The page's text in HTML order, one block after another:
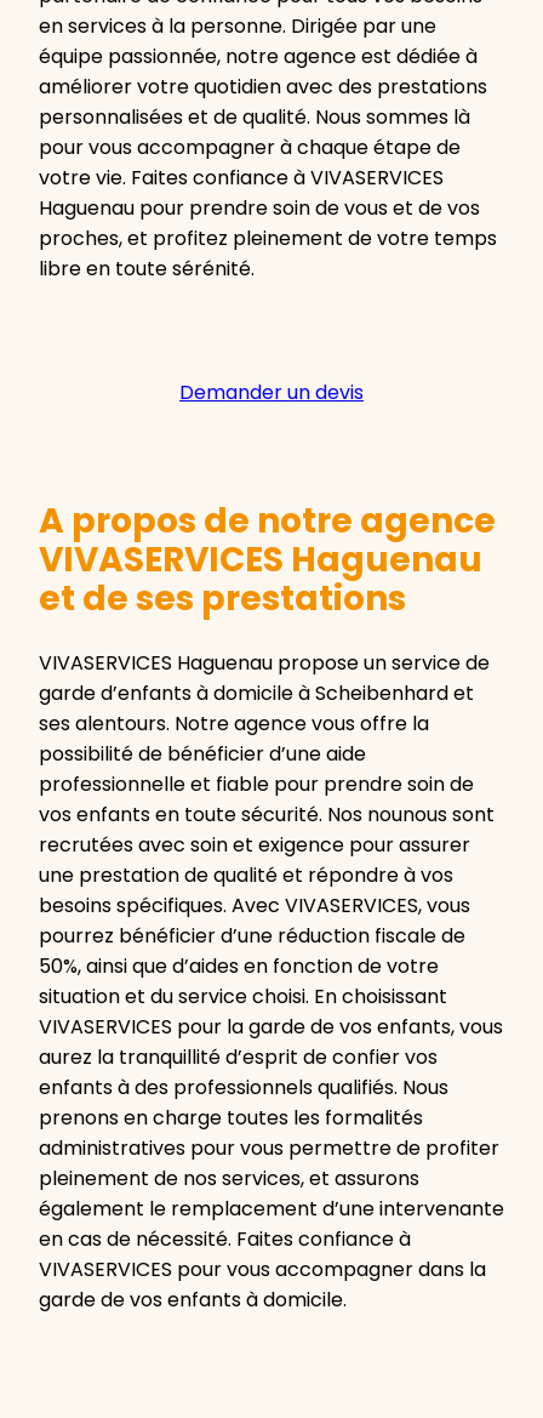
en services à la personne. Dirigée par une
équipe passionnée, notre agence est dédiée à
améliorer votre quotidien avec des prestations
personnalisées et de qualité. Nous sommes là
pour vous accompagner à chaque étape de
votre vie. Faites confiance à VIVASERVICES
Haguenau pour prendre soin de vous et de vos
proches, et profitez pleinement de votre temps
libre en toute sérénité.
Demander un devis
A propos de notre agence
VIVASERVICES Haguenau
et de ses prestations
VIVASERVICES Haguenau propose un service de
garde d’enfants à domicile à Scheibenhard et
ses alentours. Notre agence vous offre la
possibilité de bénéficier d’une aide
professionnelle et fiable pour prendre soin de
vos enfants en toute sécurité. Nos nounous sont
recrutées avec soin et exigence pour assurer
une prestation de qualité et répondre à vos
besoins spécifiques. Avec VIVASERVICES, vous
pourrez bénéficier d’une réduction fiscale de
50%, ainsi que d’aides en fonction de votre
situation et du service choisi. En choisissant
VIVASERVICES pour la garde de vos enfants, vous
aurez la tranquillité d’esprit de confier vos
enfants à des professionnels qualifiés. Nous
prenons en charge toutes les formalités
administratives pour vous permettre de profiter
pleinement de nos services, et assurons
également le remplacement d’une intervenante
en cas de nécessité. Faites confiance à
VIVASERVICES pour vous accompagner dans la
garde de vos enfants à domicile.